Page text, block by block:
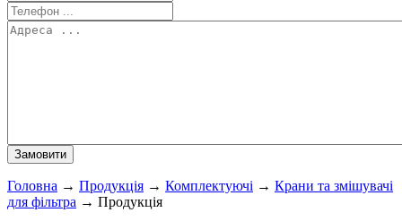
Головна → Продукція → Комплектуючі → Крани та змішувачі
для фільтра → Продукція